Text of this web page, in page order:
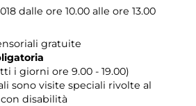
dalle ore 10.00 alle ore 13.00
gratuite
i giorni ore 9.00 - 19.00)
sono visite speciali rivolte al
disabilità